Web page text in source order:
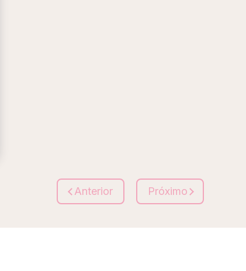
Anterior Próximo